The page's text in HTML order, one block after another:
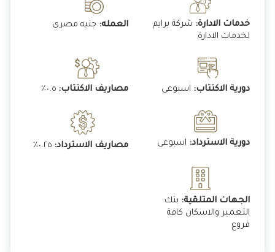
خدمات الادارة: شركة برايم
لخدمات الادارة
العمله: جنيه مصري
دورية الاكتتاب: اسبوعى مصاريف الاكتتاب: ٠.٥٪
دورية الاسترداد: اسبوعى مصاريف الاسترداد: ٠.٢٥٪
الجهات المتلقية: بنك
التعمير والاسكان كافة
فروع